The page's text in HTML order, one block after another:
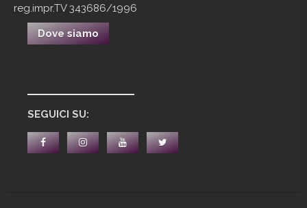
reg.impr.TV 343686/1996
Dove siamo
SEGUICI SU: